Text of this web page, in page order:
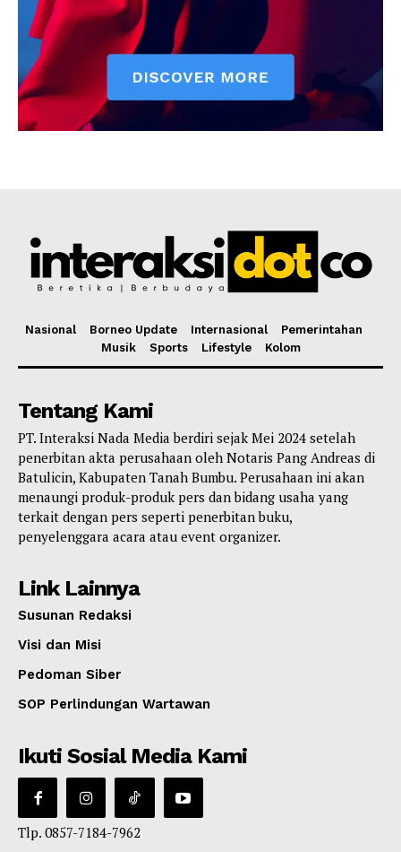
Nasional Borneo Update Internasional
Pemerintahan
Musik
Sports Lifestyle Kolom
Tentang Kami
PT. Interaksi Nada Media berdiri sejak Mei 2024 setelah
penerbitan akta perusahaan oleh Notaris Pang Andreas di
Batulicin, Kabupaten Tanah Bumbu. Perusahaan ini akan
menaungi produk-produk pers dan bidang usaha yang
terkait dengan pers seperti penerbitan buku,
penyelenggara acara atau event organizer.
Link Lainnya
Susunan Redaksi
Visi dan Misi
Pedoman Siber
SOP Perlindungan Wartawan
Ikuti Sosial Media Kami
Tlp. 0857-7184-7962